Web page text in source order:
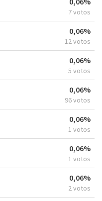
7 votos
0,06%
12 votos
0,06%
5 votos
0,06%
96 votos
0,06%
1 votos
0,06%
1 votos
0,06%
2 votos